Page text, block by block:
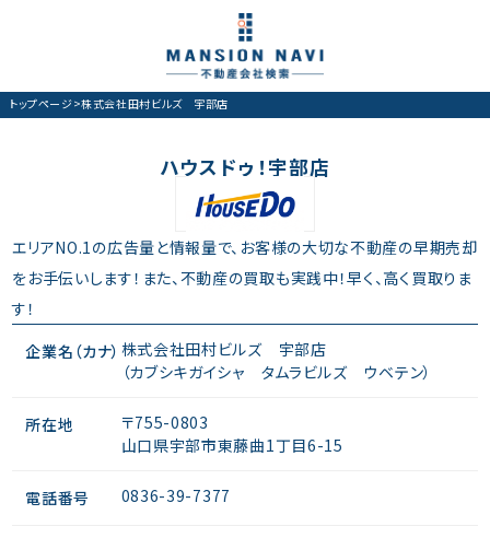
トップページ>株式会社田村ビルズ 宇部店
ハウスドゥ！宇部店
エリアNO.1の広告量と情報量で、お客様の大切な不動産の早期売却
をお手伝いします！また、不動産の買取も実践中！早く、高く買取りま
す！
企業名（カナ） 株式会社田村ビルズ 宇部店
（カブシキガイシャ タムラビルズ ウベテン）
所在地
〒755-0803
山口県宇部市東藤曲1丁目6-15
電話番号 0836-39-7377